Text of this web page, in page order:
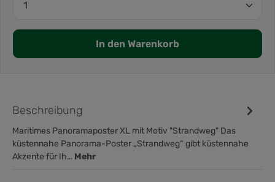
In den Warenkorb
Beschreibung
Maritimes Panoramaposter XL mit Motiv "Strandweg" Das
küstennahe Panorama-Poster „Strandweg“ gibt küstennahe
Akzente für Ih… Mehr